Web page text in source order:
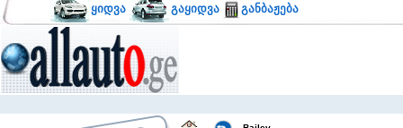
ყიდვა გაყიდვა განბაჟება